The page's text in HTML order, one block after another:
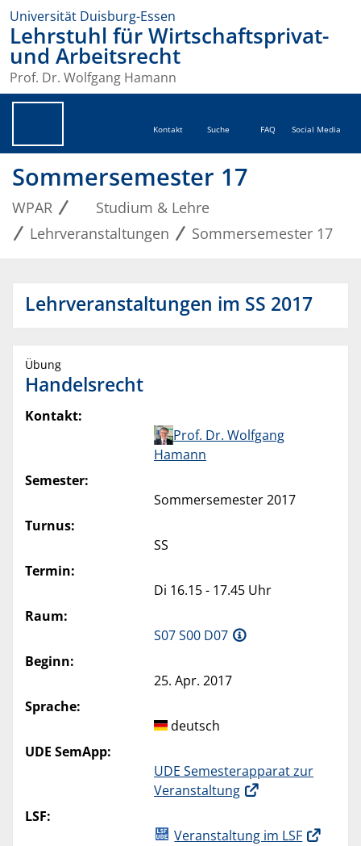
Universität Duisburg-Essen
Lehrstuhl für Wirtschaftsprivat-
und Arbeitsrecht
Prof. Dr. Wolfgang Hamann
Kontakt Suche FAQ Social Media
Sommersemester 17
WPAR
Studium & Lehre
Lehrveranstaltungen
Sommersemester 17
Lehrveranstaltungen im SS 2017
Übung
Handelsrecht
Kontakt:
Prof. Dr. Wolfgang
Hamann
Semester:
Sommersemester 2017
Turnus:
SS
Termin:
Di 16.15 - 17.45 Uhr
Raum:
S07 S00 D07
Beginn:
25. Apr. 2017
Sprache:
deutsch
UDE SemApp:
UDE Semesterapparat zur
Veranstaltung
LSF:
Veranstaltung im LSF